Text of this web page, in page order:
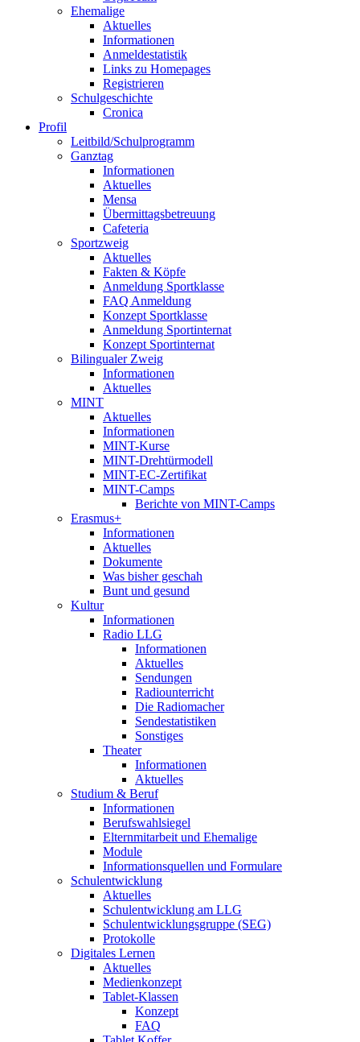
Ehemalige
Aktuelles
Informationen
Anmeldestatistik
Links zu Homepages
Registrieren
Schulgeschichte
Cronica
Profil
Leitbild/Schulprogramm
Ganztag
Informationen
Aktuelles
Mensa
Übermittagsbetreuung
Cafeteria
Sportzweig
Aktuelles
Fakten & Köpfe
Anmeldung Sportklasse
FAQ Anmeldung
Konzept Sportklasse
Anmeldung Sportinternat
Konzept Sportinternat
Bilingualer Zweig
Informationen
Aktuelles
MINT
Aktuelles
Informationen
MINT-Kurse
MINT-Drehtürmodell
MINT-EC-Zertifikat
MINT-Camps
Berichte von MINT-Camps
Erasmus+
Informationen
Aktuelles
Dokumente
Was bisher geschah
Bunt und gesund
Kultur
Informationen
Radio LLG
Informationen
Aktuelles
Sendungen
Radiounterricht
Die Radiomacher
Sendestatistiken
Sonstiges
Theater
Informationen
Aktuelles
Studium & Beruf
Informationen
Berufswahlsiegel
Elternmitarbeit und Ehemalige
Module
Informationsquellen und Formulare
Schulentwicklung
Aktuelles
Schulentwicklung am LLG
Schulentwicklungsgruppe (SEG)
Protokolle
Digitales Lernen
Aktuelles
Medienkonzept
Tablet-Klassen
Konzept
FAQ